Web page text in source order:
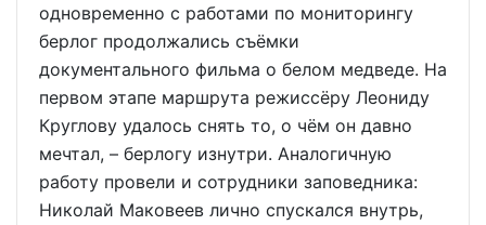
одновременно с работами по мониторингу
берлог продолжались съёмки
документального фильма о белом медведе. На
первом этапе маршрута режиссёру Леониду
Круглову удалось снять то, о чём он давно
мечтал, – берлогу изнутри. Аналогичную
работу провели и сотрудники заповедника:
Николай Маковеев лично спускался внутрь,